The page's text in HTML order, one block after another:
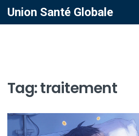
Union Santé Globale
Tag: traitement